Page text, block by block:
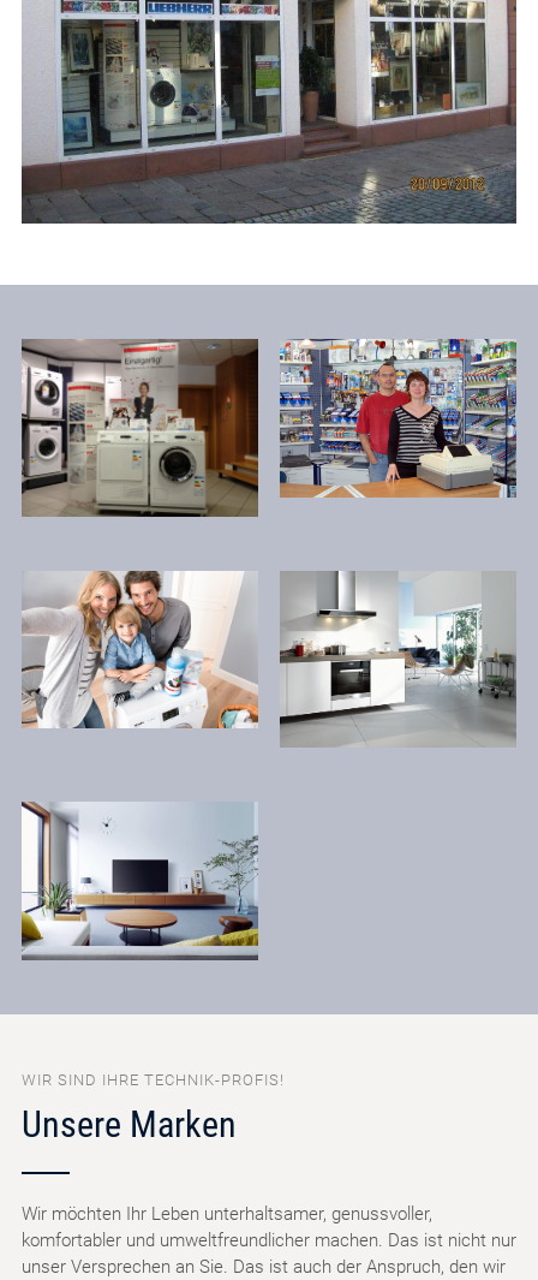
WIR SIND IHRE TECHNIK-PROFIS!
Unsere Marken
Wir möchten Ihr Leben unterhaltsamer, genussvoller,
komfortabler und umweltfreundlicher machen. Das ist nicht nur
unser Versprechen an Sie. Das ist auch der Anspruch, den wir